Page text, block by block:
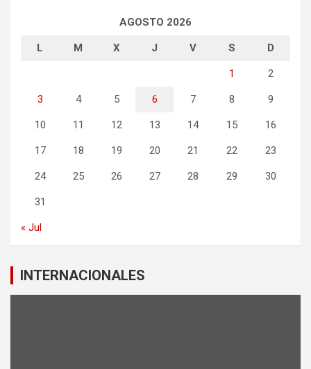
AGOSTO 2026
L M X J V S D
1 2
3 4 5 6 7 8 9
10 11 12 13 14 15 16
17 18 19 20 21 22 23
24 25 26 27 28 29 30
31
« Jul
INTERNACIONALES